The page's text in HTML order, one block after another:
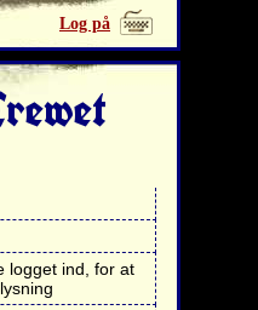
Log på
logget ind, for at